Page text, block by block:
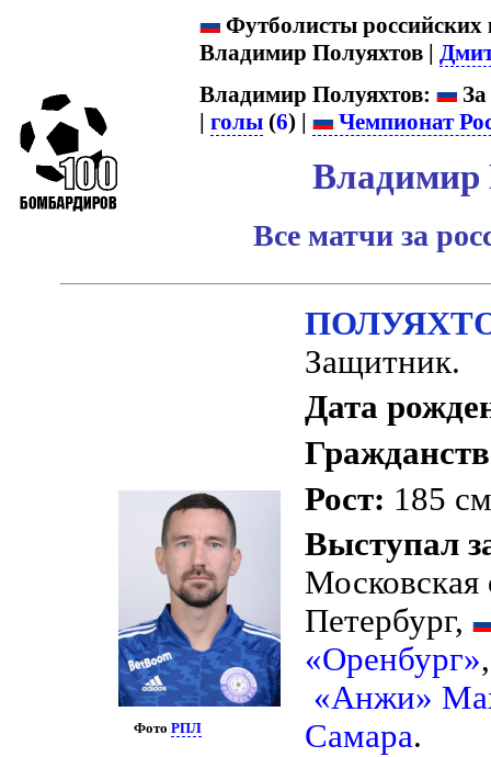
Футболисты российских
Владимир Полуяхтов |
Владимир Полуяхтов:
| голы (6) | Чемпионат
Владимир
Все матчи за
ФотоРПЛ
Защитник.
Дата
Рост: 185
Выступал
Петербург,
«Оренбург»
«Анжи»
Самара.